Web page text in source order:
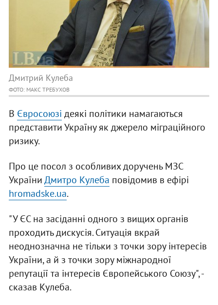
Дмитрий Кулеба
ФОТО: МАКС ТРЕБУХОВ
В Євросоюзі деякі політики намагаються
представити Україну як джерело міграційного
ризику.
Про це посол з особливих доручень МЗС
УкраїниДмитро Кулеба повідомив в ефірі
hromadske.ua.
"У ЄС на засіданні одного з вищих органів
проходить дискусія. Ситуація вкрай
неоднозначна не тільки з точки зору інтересів
України, а й з точки зору міжнародної
репутації та інтересів Європейського Союзу", -
сказав Кулеба.